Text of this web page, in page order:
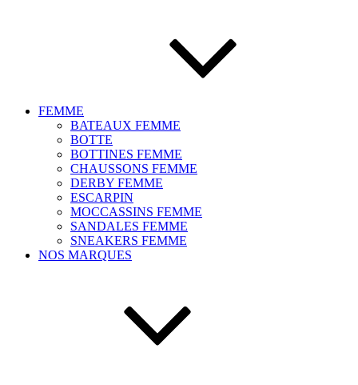
FEMME
BATEAUX FEMME
BOTTE
BOTTINES FEMME
CHAUSSONS FEMME
DERBY FEMME
ESCARPIN
MOCCASSINS FEMME
SANDALES FEMME
SNEAKERS FEMME
NOS MARQUES